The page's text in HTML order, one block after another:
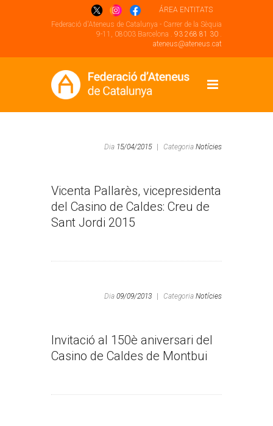
ÁREA ENTITATS
Federació d'Ateneus de Catalunya - Carrer de la Sèquia
9-11, 08003 Barcelona . 93 268 81 30 .
ateneus@ateneus.cat
Dia 15/04/2015 Categoria Notícies
Vicenta Pallarès, vicepresidenta
del Casino de Caldes: Creu de
Sant Jordi 2015
Dia 09/09/2013 Categoria Notícies
Invitació al 150è aniversari del
Casino de Caldes de Montbui